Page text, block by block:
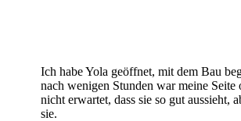
Ich habe Yola geöffnet, mit dem Bau
nach wenigen Stunden war meine Seite
nicht erwartet, dass sie so gut aussieht,
sie.